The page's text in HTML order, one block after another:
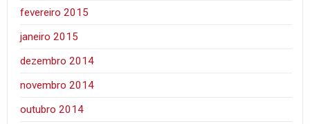
fevereiro 2015
janeiro 2015
dezembro 2014
novembro 2014
outubro 2014